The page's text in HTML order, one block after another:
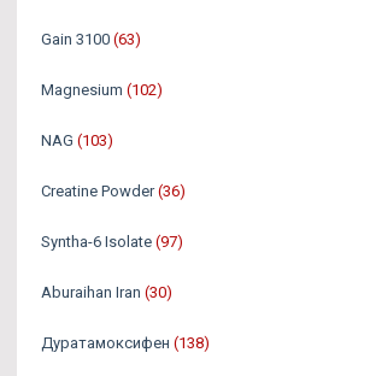
Gain 3100 (63)
Magnesium (102)
NAG (103)
Creatine Powder (36)
Syntha-6 Isolate (97)
Aburaihan Iran (30)
Дуратамоксифен (138)